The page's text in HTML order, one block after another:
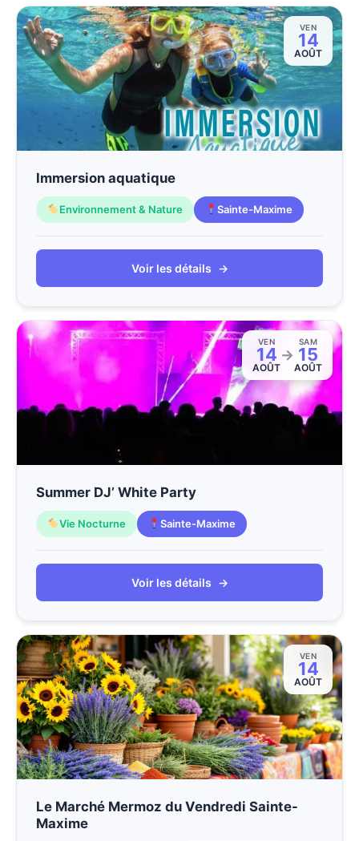
VEN
14
AOÛT
Immersion aquatique
Environnement & Nature Sainte-Maxime
Voir les détails →
VEN
14
AOÛT
→
SAM
15
AOÛT
Summer DJ’ White Party
Vie Nocturne Sainte-Maxime
Voir les détails →
VEN
14
AOÛT
Le Marché Mermoz du Vendredi Sainte-
Maxime